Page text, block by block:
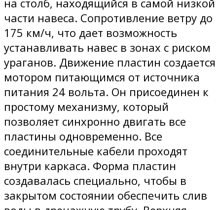
на столб, находящийся в самой низкой
части навеса. Сопротивление ветру до
175 км/ч, что дает возможность
устанавливать навес в зонах с риском
ураганов. Движение пластин создается
мотором питающимся от источника
питания 24 вольта. Он присоединен к
простому механизму, который
позволяет синхронно двигать все
пластины одновременно. Все
соединительные кабели проходят
внутри каркаса. Форма пластин
создавалась специально, чтобы в
закрытом состоянии обеспечить слив